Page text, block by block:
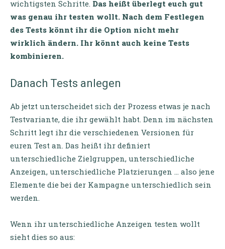
wichtigsten Schritte. Das heißt überlegt euch gut
was genau ihr testen wollt. Nach dem Festlegen
des Tests könnt ihr die Option nicht mehr
wirklich ändern. Ihr könnt auch keine Tests
kombinieren.
Danach Tests anlegen
Ab jetzt unterscheidet sich der Prozess etwas je nach
Testvariante, die ihr gewählt habt. Denn im nächsten
Schritt legt ihr die verschiedenen Versionen für
euren Test an. Das heißt ihr definiert
unterschiedliche Zielgruppen, unterschiedliche
Anzeigen, unterschiedliche Platzierungen … also jene
Elemente die bei der Kampagne unterschiedlich sein
werden.
Wenn ihr unterschiedliche Anzeigen testen wollt
sieht dies so aus: